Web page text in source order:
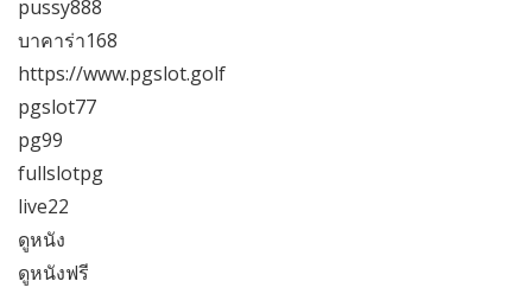
pussy888
บาคาร่า168
https://www.pgslot.golf
pgslot77
pg99
fullslotpg
live22
ดูหนัง
ดูหนังฟรี